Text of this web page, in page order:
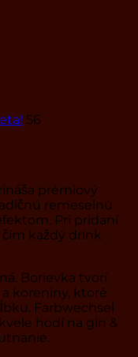
56
prémiový
remeselnú
Pri pridaní
každý drink
Borievka tvorí
koreniny, ktoré
Farbwechsel
hodí na gin &